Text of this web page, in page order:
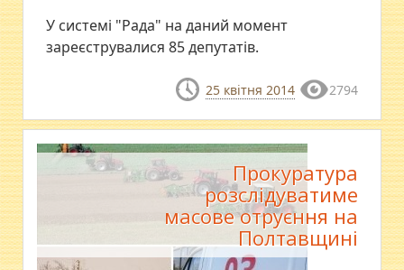
У системі "Рада" на даний момент
зареєструвалися 85 депутатів.
25 квітня 2014 2794
Прокуратура
розслідуватиме
масове отруєння на
Полтавщині